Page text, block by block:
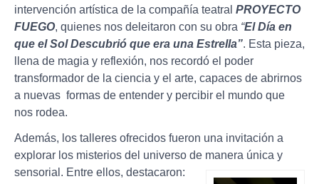
intervención artística de la compañía teatral PROYECTO
FUEGO, quienes nos deleitaron con su obra “El Día en
que el Sol Descubrió que era una Estrella”. Esta pieza,
llena de magia y reflexión, nos recordó el poder
transformador de la ciencia y el arte, capaces de abrirnos
a nuevas formas de entender y percibir el mundo que
nos rodea.
Además, los talleres ofrecidos fueron una invitación a
explorar los misterios del universo de manera única y
sensorial. Entre ellos, destacaron: